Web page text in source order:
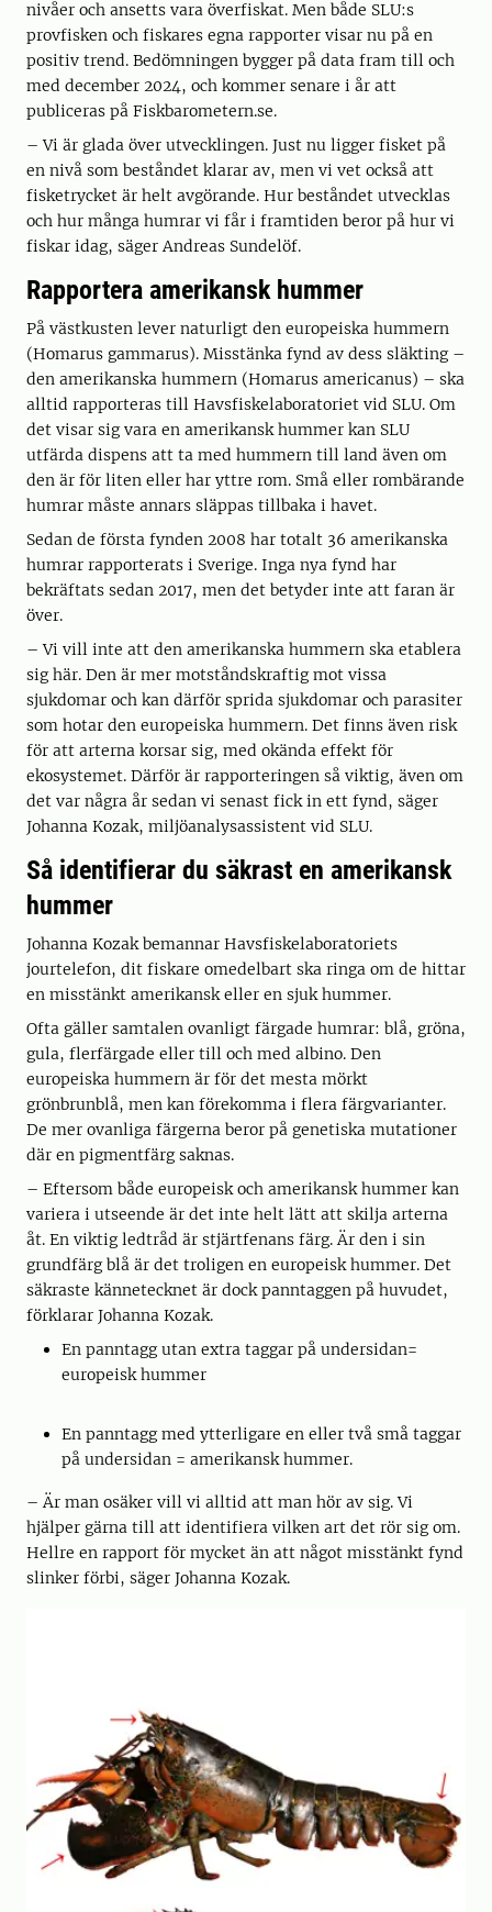
nivåer och ansetts vara överfiskat. Men både SLU:s
provfisken och fiskares egna rapporter visar nu på en
positiv trend. Bedömningen bygger på data fram till och
med december 2024, och kommer senare i år att
publiceras på Fiskbarometern.se.
– Vi är glada över utvecklingen. Just nu ligger fisket på
en nivå som beståndet klarar av, men vi vet också att
fisketrycket är helt avgörande. Hur beståndet utvecklas
och hur många humrar vi får i framtiden beror på hur vi
fiskar idag, säger Andreas Sundelöf.
Rapportera amerikansk hummer
På västkusten lever naturligt den europeiska hummern
(Homarus gammarus). Misstänka fynd av dess släkting –
den amerikanska hummern (Homarus americanus) – ska
alltid rapporteras till Havsfiskelaboratoriet vid SLU. Om
det visar sig vara en amerikansk hummer kan SLU
utfärda dispens att ta med hummern till land även om
den är för liten eller har yttre rom. Små eller rombärande
humrar måste annars släppas tillbaka i havet.
Sedan de första fynden 2008 har totalt 36 amerikanska
humrar rapporterats i Sverige. Inga nya fynd har
bekräftats sedan 2017, men det betyder inte att faran är
över.
– Vi vill inte att den amerikanska hummern ska etablera
sig här. Den är mer motståndskraftig mot vissa
sjukdomar och kan därför sprida sjukdomar och parasiter
som hotar den europeiska hummern. Det finns även risk
för att arterna korsar sig, med okända effekt för
ekosystemet. Därför är rapporteringen så viktig, även om
det var några år sedan vi senast fick in ett fynd, säger
Johanna Kozak, miljöanalysassistent vid SLU.
Så identifierar du säkrast en amerikansk
hummer
Johanna Kozak bemannar Havsfiskelaboratoriets
jourtelefon, dit fiskare omedelbart ska ringa om de hittar
en misstänkt amerikansk eller en sjuk hummer.
Ofta gäller samtalen ovanligt färgade humrar: blå, gröna,
gula, flerfärgade eller till och med albino. Den
europeiska hummern är för det mesta mörkt
grönbrunblå, men kan förekomma i flera färgvarianter.
De mer ovanliga färgerna beror på genetiska mutationer
där en pigmentfärg saknas.
– Eftersom både europeisk och amerikansk hummer kan
variera i utseende är det inte helt lätt att skilja arterna
åt. En viktig ledtråd är stjärtfenans färg. Är den i sin
grundfärg blå är det troligen en europeisk hummer. Det
säkraste kännetecknet är dock panntaggen på huvudet,
förklarar Johanna Kozak.
En panntagg utan extra taggar på undersidan=
europeisk hummer
En panntagg med ytterligare en eller två små taggar
på undersidan = amerikansk hummer.
– Är man osäker vill vi alltid att man hör av sig. Vi
hjälper gärna till att identifiera vilken art det rör sig om.
Hellre en rapport för mycket än att något misstänkt fynd
slinker förbi, säger Johanna Kozak.